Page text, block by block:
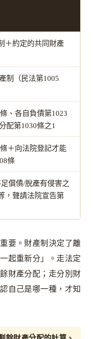
＋約定的共同財產
制（民法第1005
、各自負債第1023
配第1030條之1
＋向法院登記才能
條
償債/脫產有侵害之
，聲請法院宣告第
要。財產制決定了離
起重新分」。走法定
財產分配；走分別財
自己是哪一種，才知